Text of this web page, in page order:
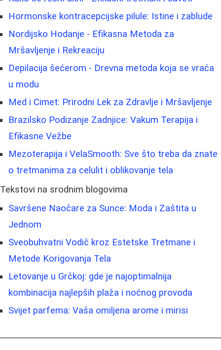
Hormonske kontracepcijske pilule: Istine i zablude
Nordijsko Hodanje - Efikasna Metoda za
Mršavljenje i Rekreaciju
Depilacija šećerom - Drevna metoda koja se vraća
u modu
Med i Cimet: Prirodni Lek za Zdravlje i Mršavljenje
Brazilsko Podizanje Zadnjice: Vakum Terapija i
Efikasne Vežbe
Mezoterapija i VelaSmooth: Sve što treba da znate
o tretmanima za celulit i oblikovanje tela
Tekstovi na srodnim blogovima
Savršene Naočare za Sunce: Moda i Zaštita u
Jednom
Sveobuhvatni Vodič kroz Estetske Tretmane i
Metode Korigovanja Tela
Letovanje u Grčkoj: gde je najoptimalnija
kombinacija najlepših plaža i noćnog provoda
Svijet parfema: Vaša omiljena arome i mirisi